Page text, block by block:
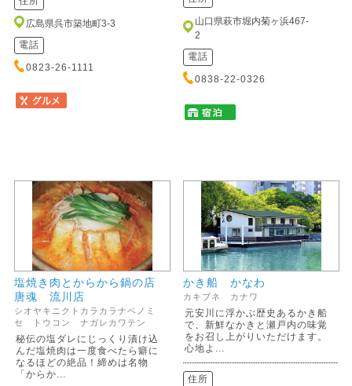
広島県呉市築地町3-3
電話
0823-26-1111
山口県萩市堀内菊ヶ浜467-
2
電話
0838-22-0326
塩焼き肉とからから鍋の店
唐魂 流川店
シオヤキニクトカラカラナベノミ
セ トウコン ナガレカワテン
秘伝の塩ダレにじっくり漬け込
んだ塩焼肉は一度食べたら癖に
なるほどの絶品！締めは名物
「からか...
かき船 かなわ
カキブネ カナワ
元安川に浮かぶ歴史あるかき船
で、新鮮なかきと瀬戸内の味覚
をお召し上がりいただけます。
心地よ...
住所